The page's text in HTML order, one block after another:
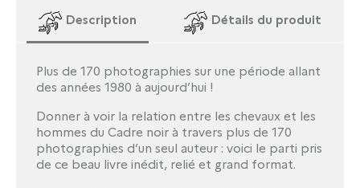
Description Détails du produit
Plus de 170 photographies sur une période allant
des années 1980 à aujourd’hui !
Donner à voir la relation entre les chevaux et les
hommes du Cadre noir à travers plus de 170
photographies d’un seul auteur : voici le parti pris
de ce beau livre inédit, relié et grand format.